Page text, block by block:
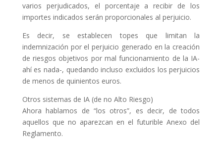
varios perjudicados, el porcentaje a recibir de los
importes indicados serán proporcionales al perjuicio.
Es decir, se establecen topes que limitan la
indemnización por el perjuicio generado en la creación
de riesgos objetivos por mal funcionamiento de la IA-
ahí es nada-, quedando incluso excluidos los perjuicios
de menos de quinientos euros.
Otros sistemas de IA (de no Alto Riesgo)
Ahora hablamos de “los otros”, es decir, de todos
aquellos que no aparezcan en el futurible Anexo del
Reglamento.